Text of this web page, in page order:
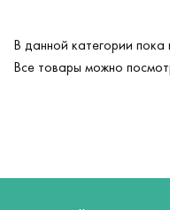
В данной категории пока
Все товары можно